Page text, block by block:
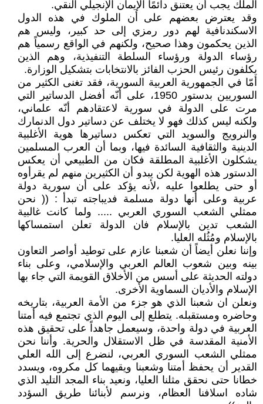
الملك يجب أن يعتنق دائمًا الإيمان الإنجيلي النقي.
وقد يعترض بعضهم على أن الملوك في هذه الدول
الاسكندنافية لهم دور رمزي إلى حد كبير، وليس هم
الذين يحكمون وهذا صحيح، ولكنهم في الواقع رسمياً هم
رؤساء الدولة ورؤساء السلطة التنفيذية، وهم الذين
يكلفون رئيس الحزب الفائز بالانتخابات بتشكيل الوزارة.
أمّا في الجمهورية العربية السورية، فقد تغنى الكثير من
السوريين بدستور 1950، على أنّه أفضل الدساتير التي
مرت على الدولة في سورية لاعتقادهم أنّه علماني،
ولكنه ليس كذلك فهو لا يختلف عن دساتير دول الدنمارك
والنرويج والسويد التي تعكس دساتيرها هوية الأغلبية
الدينية والثقافية السائدة فيها، وبما أن العرب المسلمين
يشكلون الأغلبية المطلقة فكان من الطبيعي أن يعكس
الدستور هذه الهوية لكن يبدو أن الكثيرين منهم لم يقرأوه
أو حتى يطلعوا عليه ،لأنه يؤكد على أن سورية دولة
عربية وعلى أنها دولة مسلمة فديباجته تبدأ : (( نحن
ممثلي الشعب السوري العربي ..... ولما كانت غالبية
الشعب تدين بالإسلام فان الدولة تعلن استمساكها
بالإسلام ومُثُله العليا.
وإننا نعلن أيضاً أن شعبنا عازم على توطيد أواصر التعاون
بينه وبين شعوب العالم العربي والإسلامي، وعلى بناء
دولته الحديثة على أسس من الأخلاق القويمة التي جاء بها
الإسلام والأديان السماوية الأخرى.
ونعلن ان شعبنا الذي هو جزء من الأمة العربية، بتاريخه
وحاضره ومستقبله. يتطلع إلى اليوم الذي تجتمع فيه أمتنا
العربية في دولة واحدة، وسيعمل جاهداً على تحقيق هذه
الأمنية المقدسة في ظل الاستقلال والحرية. وأننا نحن
ممثلي الشعب السوري العربي، لنضرع إلى الله العلي
القدير أن يحفظ أمتنا وشعبنا ويقيهما كل مكروه، ويسدد
خطانا حتى نحقق مثلنا العليا، ونعيد بناء المجد التليد الذي
شاده اسلافنا العظام، ونرسم لأبنائنا طريق السؤدد